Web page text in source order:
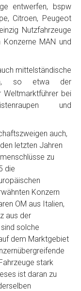
entwerfen, bspw
Citroen, Peugeot
Nutzfahrzeuge
MAN und
mittelständische
so etwa der
Weltmarktführer bei
und
auch,
letzten Jahren
zu
die
Konzern
OM aus Italien,
aus der
solche
dem Marktgebiet
stark
ist daran zu